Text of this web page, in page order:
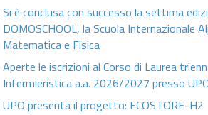
Si è conclusa con successo la settima
DOMOSCHOOL, la Scuola Internazionale
Matematica e Fisica
Aperte le iscrizioni al Corso di Laurea
Infermieristica a.a. 2026/2027 presso
UPO presenta il progetto: ECOSTORE-H2